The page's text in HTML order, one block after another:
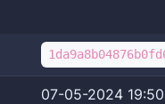
07-05-2024